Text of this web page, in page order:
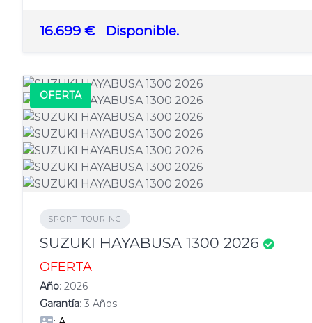
16.699 € Disponible.
OFERTA
SPORT TOURING
SUZUKI HAYABUSA 1300 2026
OFERTA
Año: 2026
Garantía: 3 Años